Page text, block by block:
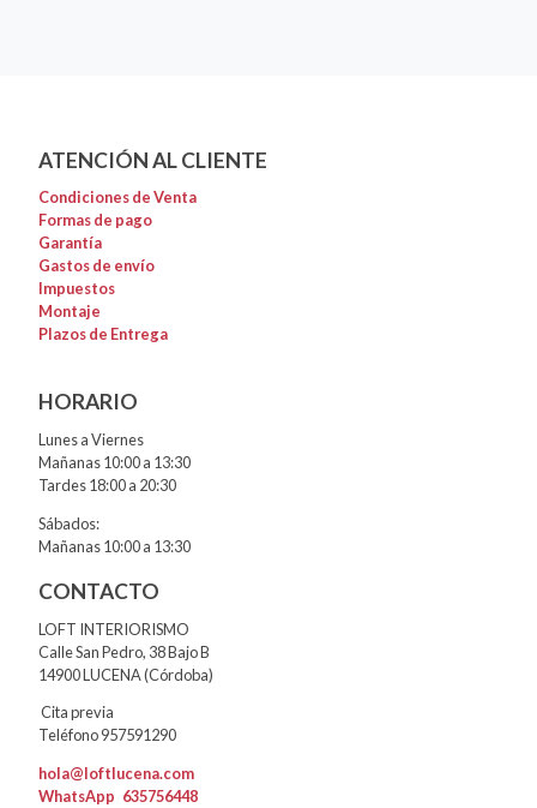
ATENCIÓN AL CLIENTE
Condiciones de Venta
Formas de pago
Garantía
Gastos de envío
Impuestos
Montaje
Plazos de Entrega
HORARIO
Lunes a Viernes
Mañanas 10:00 a 13:30
Tardes 18:00 a 20:30
Sábados:
Mañanas 10:00 a 13:30
CONTACTO
LOFT INTERIORISMO
Calle San Pedro, 38 Bajo B
14900 LUCENA (Córdoba)
Cita previa
Teléfono 957591290
hola@loftlucena.com
WhatsApp 635756448